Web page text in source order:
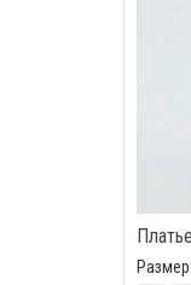
Размер: